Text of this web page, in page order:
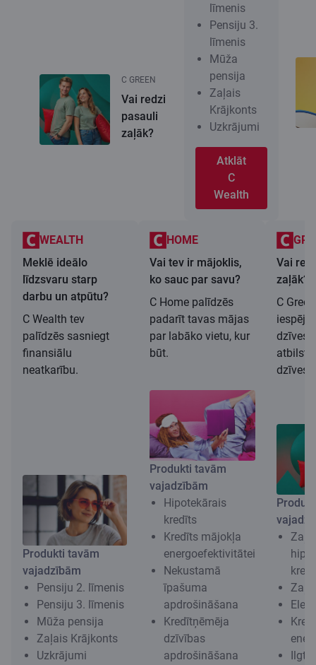
līmenis
Pensiju 3.
līmenis
Mūža
pensija
Zaļais
Krājkonts
Uzkrājumi
Atklāt
C
Wealth
C GREEN
Vai redzi
pasauli
zaļāk?
WEALTH
Meklē ideālo
līdzsvaru starp
darbu un atpūtu?
C Wealth tev
palīdzēs sasniegt
finansiālu
neatkarību.
Produkti tavām
vajadzībām
Pensiju 2. līmenis
Pensiju 3. līmenis
Mūža pensija
Zaļais Krājkonts
Uzkrājumi
HOME
Vai tev ir mājoklis,
ko sauc par savu?
C Home palīdzēs
padarīt tavas mājas
par labāko vietu, kur
būt.
Produkti tavām
vajadzībām
Hipotekārais
kredīts
Kredīts mājokļa
energoefektivitātei
Nekustamā
īpašuma
apdrošināšana
Kredītņēmēja
dzīvības
apdrošināšana
Vai
zaļāk?
C
iespēju
dzīves